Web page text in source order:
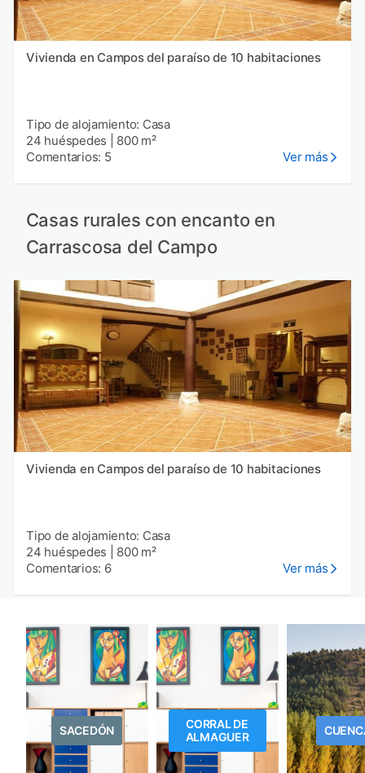
Vivienda en Campos del paraíso de 10 habitaciones
Tipo de alojamiento: Casa
24 huéspedes
800 m²
Comentarios: 5
Ver más
Casas rurales con encanto en
Carrascosa del Campo
Vivienda en Campos del paraíso de 10 habitaciones
Tipo de alojamiento: Casa
24 huéspedes
800 m²
Comentarios: 6
Ver más
SACEDÓN
CORRAL DE
ALMAGUER